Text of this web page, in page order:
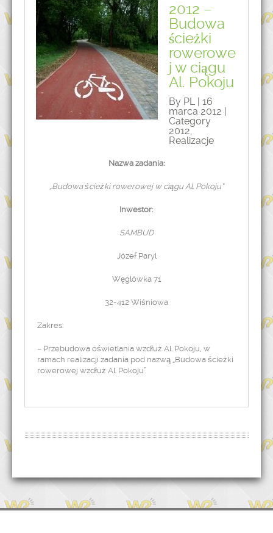
2012 –
Budowa
ścieżki
rowerowe
j w ciągu
Al. Pokoju
By PL | 16
marca 2012 |
Category
2012,
Realizacje
Nazwa zadania:
„Budowa ścieżki rowerowej w ciągu Al. Pokoju”
Inwestor:
SAMBUD
Józef Paryl
Węglówka 71
32-412 Wiśniowa
Zakres:
– Przebudowa oświetlania wzdłuż Al. Pokoju, w
ramach realizacji zadania pod nazwą „Budowa ścieżki
rowerowej wzdłuż Al. Pokoju”